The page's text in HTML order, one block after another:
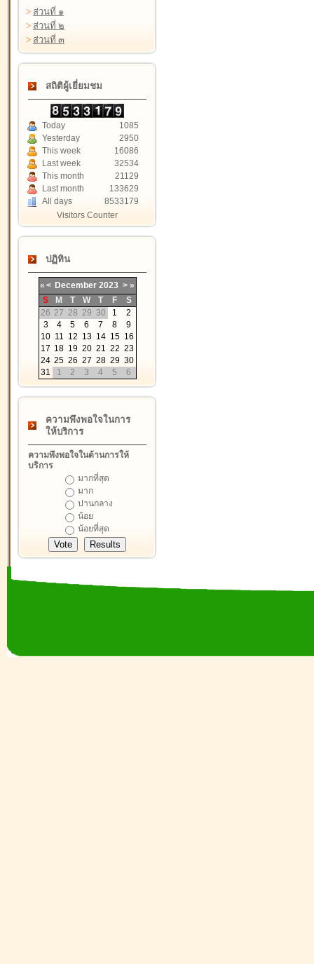
> ส่วนที่ ๑
> ส่วนที่ ๒
> ส่วนที่ ๓
สถิติผู้เยี่ยมชม
Today
1085
Yesterday
2950
This week
16086
Last week
32534
This month
21129
Last month
133629
All days
8533179
Visitors Counter
ปฏิทิน
« < December 2023 > »
S
M T W T F
S
26 27 28 29 30 1
2
3
4 5 6 7 8
9
10 11 12 13 14 15 16
17 18 19 20 21 22 23
24 25 26 27 28 29 30
31
1 2 3 4 5 6
ความพึงพอใจในการ
ให้บริการ
ความพึงพอใจในด้านการให้
บริการ
มากที่สุด
มาก
ปานกลาง
น้อย
น้อยที่สุด